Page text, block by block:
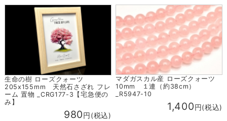
生命の樹 ローズクォーツ
205x155mm 天然石さざれ フレ
ーム 置物 _CRG177-3【宅急便の
み】
980円(税込)
マダガスカル産 ローズクォーツ
10mm １連（約38cm）
_R5947-10
1,400円(税込)